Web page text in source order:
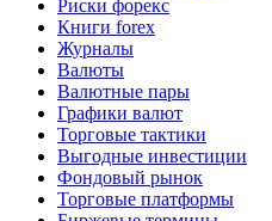
Риски форекс
Книги forex
Журналы
Валюты
Валютные пары
Графики валют
Торговые тактики
Выгодные инвестиции
Фондовый рынок
Торговые платформы